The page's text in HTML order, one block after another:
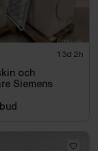
13d 2h
och
Siemens
bud